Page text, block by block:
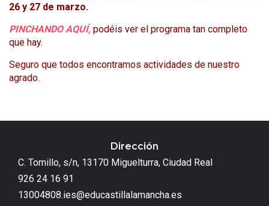
26 y 27 de marzo.
PINCHANDO AQUÍ, podéis ver el programa tan completo
que hay.
Seguro que todos encontramos actividades de nuestro
agrado.
Dirección
C. Tomillo, s/n, 13170 Miguelturra, Ciudad Real
926 24 16 91
13004808.ies@educastillalamancha.es